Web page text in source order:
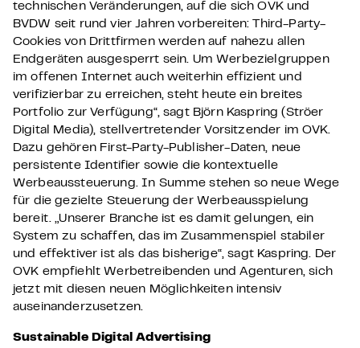
technischen Veränderungen, auf die sich OVK und
BVDW seit rund vier Jahren vorbereiten: Third-Party-
Cookies von Drittfirmen werden auf nahezu allen
Endgeräten ausgesperrt sein. Um Werbezielgruppen
im offenen Internet auch weiterhin effizient und
verifizierbar zu erreichen, steht heute ein breites
Portfolio zur Verfügung“, sagt Björn Kaspring (Ströer
Digital Media), stellvertretender Vorsitzender im OVK.
Dazu gehören First-Party-Publisher-Daten, neue
persistente Identifier sowie die kontextuelle
Werbeaussteuerung. In Summe stehen so neue Wege
für die gezielte Steuerung der Werbeausspielung
bereit. „Unserer Branche ist es damit gelungen, ein
System zu schaffen, das im Zusammenspiel stabiler
und effektiver ist als das bisherige“, sagt Kaspring. Der
OVK empfiehlt Werbetreibenden und Agenturen, sich
jetzt mit diesen neuen Möglichkeiten intensiv
auseinanderzusetzen.
Sustainable Digital Advertising